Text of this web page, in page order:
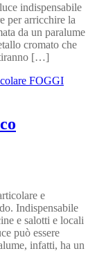
indispensabile
per arricchire la
da un paralume
cromato che
[…]
e
Indispensabile
e salotti e locali
può essere
infatti, ha un